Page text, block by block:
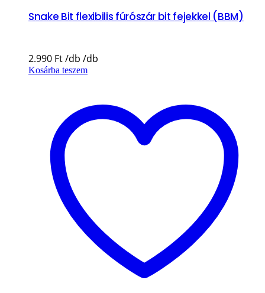
Snake Bit flexibilis fúrószár bit fejekkel (BBM)
2.990 Ft
Kosárba teszem